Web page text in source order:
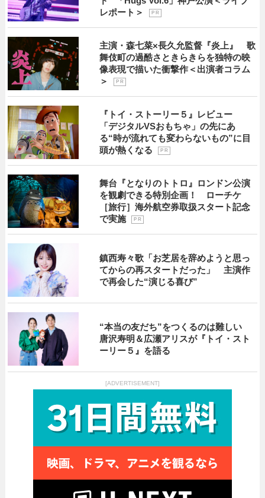
レポート＞
P R
主演・森七菜×長久允監督『炎上』 歌
舞伎町の過酷さときらきらを独特の映
像表現で描いた衝撃作＜出演者コラム
＞
P R
『トイ・ストーリー５』レビュー
「デジタルVSおもちゃ」の先にあ
る“時が流れても変わらないもの”に目
頭が熱くなる
P R
舞台『となりのトトロ』ロンドン公演
を観劇できる特別企画！ ローチケ
［旅行］海外航空券取扱スタート記念
で実施
P R
鎮西寿々歌「お芝居を辞めようと思っ
てからの再スタートだった」 主演作
で再会した“演じる喜び”
“本当の友だち”をつくるのは難しい
唐沢寿明＆広瀬アリスが『トイ・スト
ーリー５』を語る
[ADVERTISEMENT]